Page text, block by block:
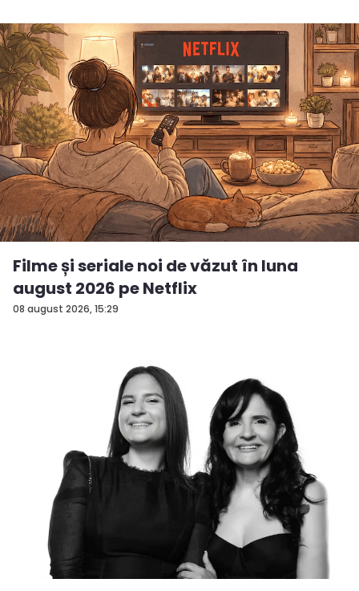
08 august 2026, 15:29
Filme și seriale noi de văzut în luna
august 2026 pe Netflix